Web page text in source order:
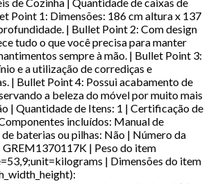
Point 1: Dimensões: 186 cm altura x 137
| Bullet Point 2: Com design
tudo o que você precisa para manter
sempre à mão. | Bullet Point 3:
e a utilização de corrediças e
| Bullet Point 4: Possui acabamento de
a beleza do móvel por muito mais
| Quantidade de Itens: 1 | Certificação de
incluídos: Manual de
baterias ou pilhas: Não | Número da
GREM1370117K | Peso do item
| Dimensões do item